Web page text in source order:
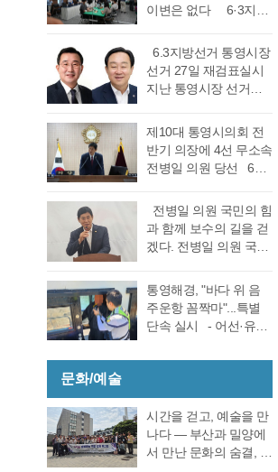
이변은 없다 6·3지방
검표 결과 강석주 시장
이 38표차로 6표가 변
동되었으나 천영기 당
는 창원시 성산구에 있
는 도선관위 청사 6층
대회의실에서 실시한
차에서 38표차로 더불
어민주당 강석주 시장
이 국민의힘 천영기 전
보는 기존과 동일, 천영
기 후보는 기존보다 6표
증가했다. 이로써 두 후
6.3지방선거 통영시장
선거 27일 재검표실시
지난 통영시장 선거에
서 0.06%(44표) 차이로
당락이 갈렸던 6.3지방
선거 통영시장선거 결
과에 대한 천영기 후보
드려져 경남선관위가
재검표를 결정했다. 경
남 선거관리위원회가
난 6·3 지방선거에서 44
표 차이로 당락이 갈린
통영시장 선거에 대한
남 선관위에서 하기로
27일 오후 2시 경남도
선관위 청사 6층 회의실
에서 전량 수작…
제10대 통영시의회 전
반기 의장에 4선 무소속
전병일 의원 당선 6일
거를 위한 제244회 임
시회를에서 4선 전병일
의원이 전반기 의장에
결을 펼친 무소속 전병
일 의원이 각각 등록해
정견 발표 이후 곧바로
원 7표로 통영시의회
회의규칙에 따른 재적
의원 과반수 득표자가
나오지 않았고 2차 투표
전병일 의원 국민의 힘
과 함께 보수의 길을 걷
겠다. 전병일 의원 국민
통영시 가선거구 전병
일 의원이 1일 오전 통
영시청 브리핑 룸에서
기자회견을 열고 통영
소회를 밝혔다. 전병일
위원은 “지난 지방선거
에서 대한민국 보수의
텃밭이라고 평가받던
통영해경, "바다 위 음
주운항 꼼짝마"...특별
단속 실시 - 어선·유도
대상, 음주운항 근절 총
여름철 해양관광객 증
가와 금어기 해제에 따
른 출어선 증가로 음주
운항 사고 발생이 우려
문화/예술
시간을 걷고, 예술을 만
나다 ― 부산과 밀양에
서 만난 문화의 숨결, 그